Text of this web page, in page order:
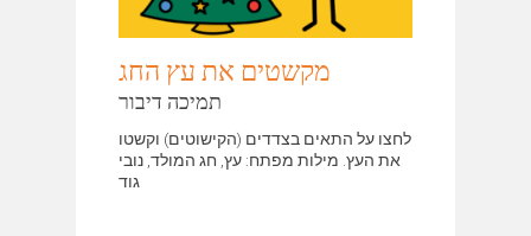
מקשטים את עץ החג
תמיכה דיבור
לחצו על התאים בצדדים (הקישוטים) וקשטו
את העץ. מילות מפתח: עץ, חג המולד, נובי
גוד